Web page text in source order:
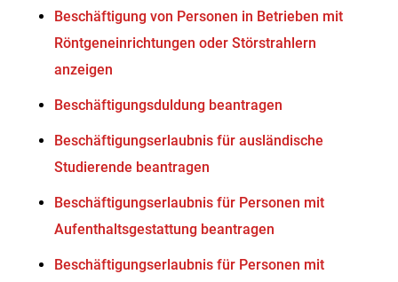
Beschäftigung von Personen in Betrieben mit
Röntgeneinrichtungen oder Störstrahlern
anzeigen
Beschäftigungsduldung beantragen
Beschäftigungserlaubnis für ausländische
Studierende beantragen
Beschäftigungserlaubnis für Personen mit
Aufenthaltsgestattung beantragen
Beschäftigungserlaubnis für Personen mit